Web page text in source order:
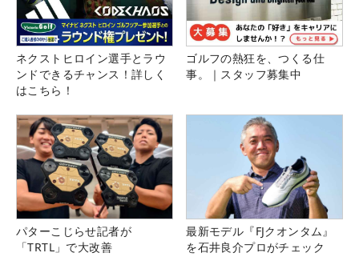
ネクストヒロイン選手とラウ
ンドできるチャンス！詳しく
はこちら！
ゴルフの熱狂を、つくる仕
事。｜スタッフ募集中
パターこじらせ記者が
「TRTL」で大改善
最新モデル『FJクオンタム』
を石井良介プロがチェック